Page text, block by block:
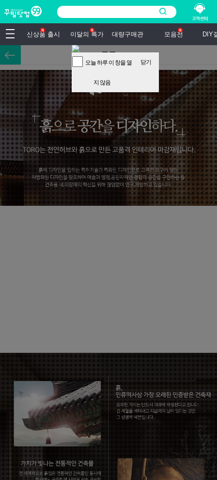
신상품 출시 이달의 특가 대량구매관 모음전 DIY
오늘 하루 이 창을 열
지 않음
닫기
토로